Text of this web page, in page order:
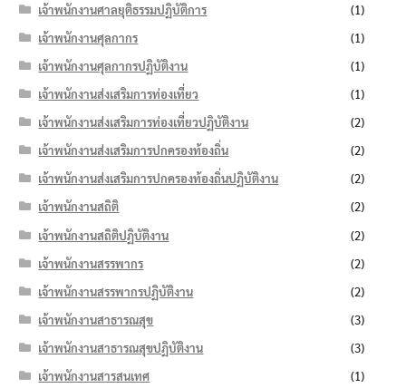
เจ้าพนักงานศาลยุติธรรมปฏิบัติการ
(1)
เจ้าพนักงานศุลกากร
(1)
เจ้าพนักงานศุลกากรปฏิบัติงาน
(1)
เจ้าพนักงานส่งเสริมการท่องเที่ยว
(1)
เจ้าพนักงานส่งเสริมการท่องเที่ยวปฏิบัติงาน
(2)
เจ้าพนักงานส่งเสริมการปกครองท้องถิ่น
(2)
เจ้าพนักงานส่งเสริมการปกครองท้องถิ่นปฏิบัติงาน
(2)
เจ้าพนักงานสถิติ
(2)
เจ้าพนักงานสถิติปฏิบัติงาน
(2)
เจ้าพนักงานสรรพากร
(2)
เจ้าพนักงานสรรพากรปฏิบัติงาน
(2)
เจ้าพนักงานสาธารณสุข
(3)
เจ้าพนักงานสาธารณสุขปฏิบัติงาน
(3)
เจ้าพนักงานสารสนเทศ
(1)